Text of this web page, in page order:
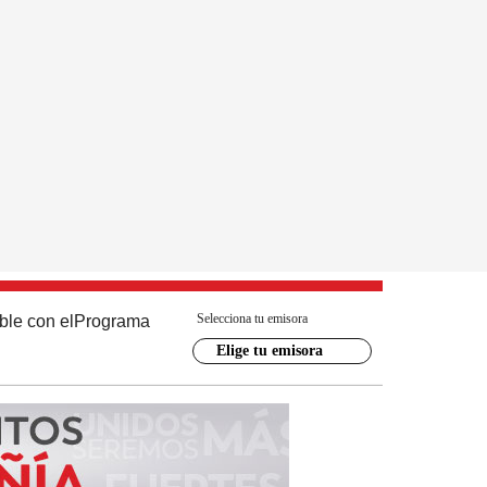
con el Programa Selecciona tu emisora
Elige tu emisora